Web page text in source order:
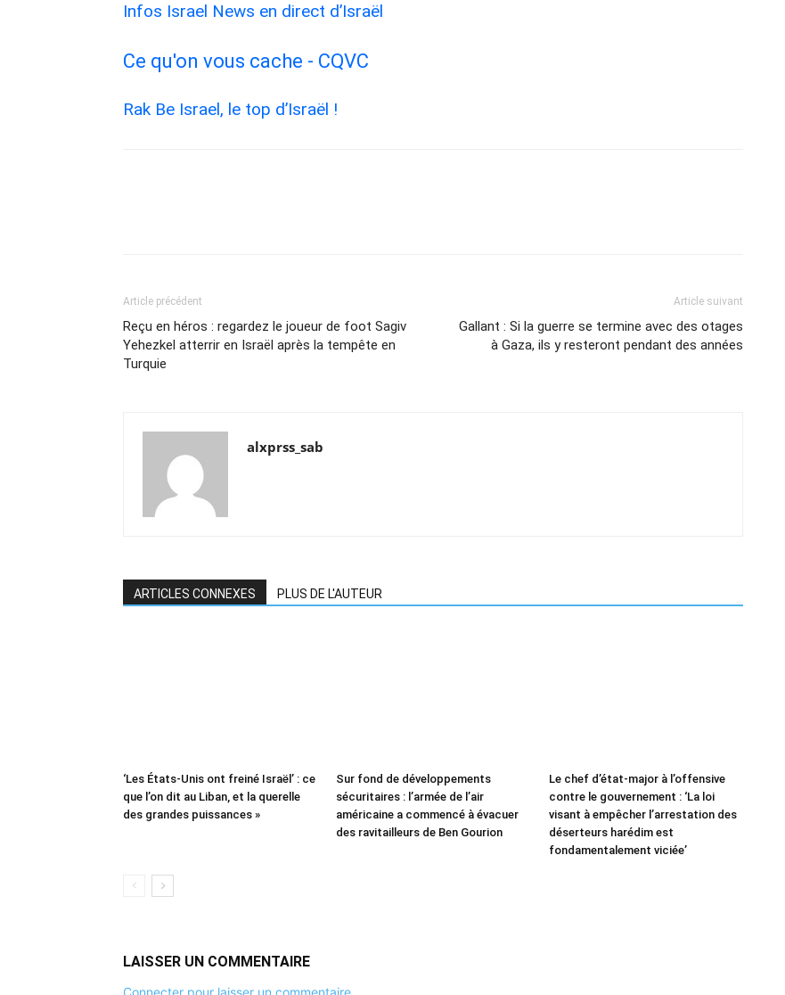
Infos Israel News en direct d’Israël
Ce qu'on vous cache - CQVC
Rak Be Israel, le top d’Israël !
Article précédent
Reçu en héros : regardez le joueur de foot Sagiv
Yehezkel atterrir en Israël après la tempête en
Turquie
Article suivant
Gallant : Si la guerre se termine avec des otages
à Gaza, ils y resteront pendant des années
alxprss_sab
ARTICLES CONNEXES PLUS DE L'AUTEUR
‘Les États-Unis ont freiné Israël’ : ce
que l’on dit au Liban, et la querelle
des grandes puissances »
Sur fond de développements
sécuritaires : l’armée de l’air
américaine a commencé à évacuer
des ravitailleurs de Ben Gourion
Le chef d’état-major à l’offensive
contre le gouvernement : ‘La loi
visant à empêcher l’arrestation des
déserteurs harédim est
fondamentalement viciée’
LAISSER UN COMMENTAIRE
Connecter pour laisser un commentaire